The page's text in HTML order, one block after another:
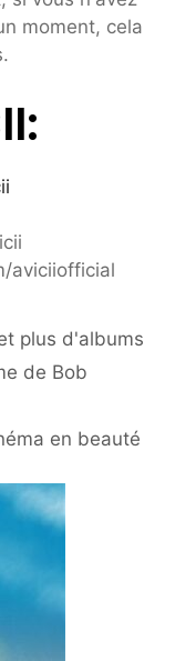
moment, cela
aviciiofficial
plus d'albums
de Bob
en beauté